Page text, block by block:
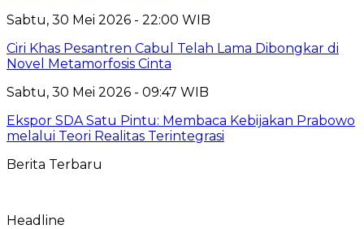
Sabtu, 30 Mei 2026 - 22:00 WIB
Ciri Khas Pesantren Cabul Telah Lama Dibongkar di
Novel Metamorfosis Cinta
Sabtu, 30 Mei 2026 - 09:47 WIB
Ekspor SDA Satu Pintu: Membaca Kebijakan Prabowo
melalui Teori Realitas Terintegrasi
Berita Terbaru
Headline